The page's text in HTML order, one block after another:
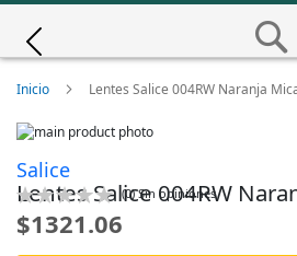
Saltar
Contenido
Inicio Lentes Salice 004RW Naranja
Skip
the
end
of
the
to
the
beginning
of
Salice
Lentes Salice 004RW
Calificación:
% of
(0)Sin opiniones
$1321.06
Giro
Iscali
Magene